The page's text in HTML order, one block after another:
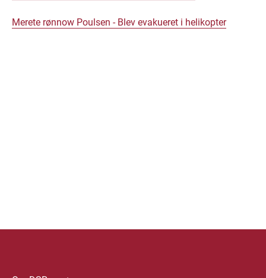
Merete rønnow Poulsen - Blev evakueret i helikopter